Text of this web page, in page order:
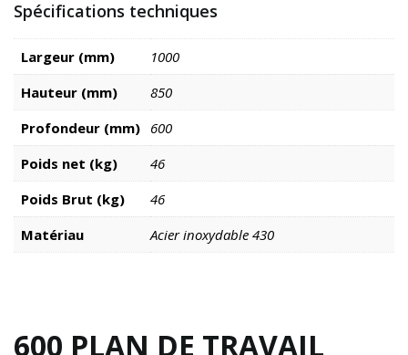
Spécifications techniques
Largeur (mm)
1000
Hauteur (mm)
850
Profondeur (mm) 600
Poids net (kg)
46
Poids Brut (kg)
46
Matériau
Acier inoxydable 430
600 PLAN DE TRAVAIL